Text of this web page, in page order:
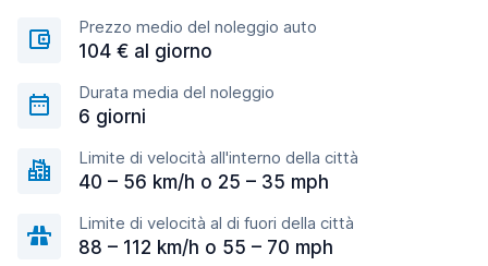
Prezzo medio del noleggio auto
104 € al giorno
Durata media del noleggio
6 giorni
Limite di velocità all'interno della città
40 – 56 km/h o 25 – 35 mph
Limite di velocità al di fuori della città
88 – 112 km/h o 55 – 70 mph